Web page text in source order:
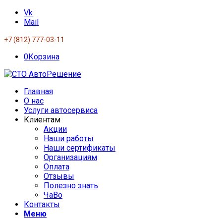
Vk
Mail
+7 (812) 777-03-11
0Корзина
Главная
О нас
Услуги автосервиса
Клиентам
Акции
Наши работы
Наши сертификаты
Организациям
Оплата
Отзывы
Полезно знать
ЧаВо
Контакты
Меню